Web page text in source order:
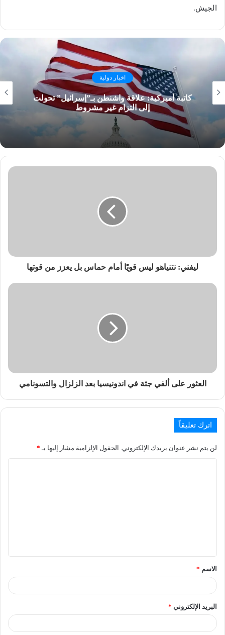
الجيش.
اخبار دولية
كاتبة أميركية: علاقة واشنطن بـ”إسرائيل” تحولت
إلى التزام غير مشروط
ليفني: نتنياهو ليس قويًا أمام حماس بل يعزز من قوتها‎
العثور على ألفي جثة في اندونيسيا بعد الزلزال والتسونامي
اترك تعليقاً
لن يتم نشر عنوان بريدك الإلكتروني. الحقول الإلزامية مشار إليها بـ *
الاسم *
البريد الإلكتروني *